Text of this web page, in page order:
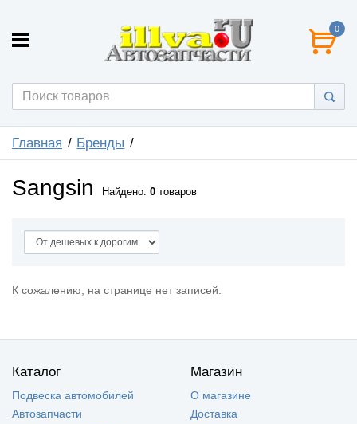
0
Главная Бренды
Sangsin Найдено: 0 товаров
К сожалению, на странице нет записей.
Каталог
Подвеска автомобилей
Автозапчасти
Магазин
О магазине
Доставка